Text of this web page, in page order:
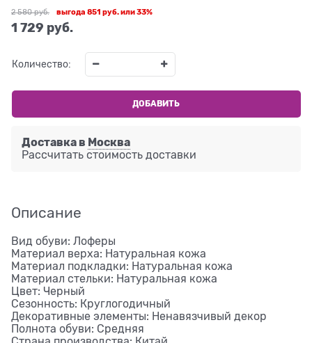
2 580 руб.
1 729 руб.
выгода 851 руб.или33%
Количество:
ДОБАВИТЬ
Доставка в Москва
Рассчитать стоимость доставки
Описание
Вид обуви: Лоферы
Материал верха: Натуральная кожа
Материал подкладки: Натуральная кожа
Материал стельки: Натуральная кожа
Цвет: Черный
Сезонность: Круглогодичный
Декоративные элементы: Ненавязчивый декор
Полнота обуви: Средняя